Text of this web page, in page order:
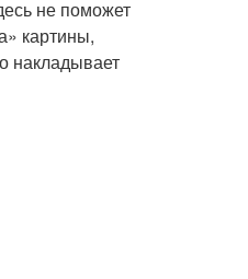
не поможет
картины,
накладывает